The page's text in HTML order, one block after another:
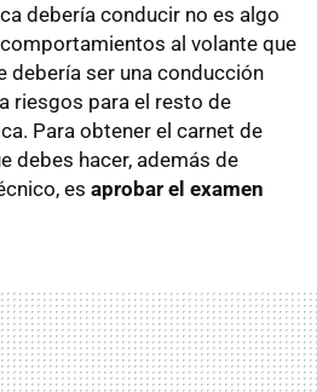
debería conducir no es algo
al volante que
debería ser una conducción
riesgos para el resto de
Para obtener el carnet de
debes hacer, además de
es aprobar el examen